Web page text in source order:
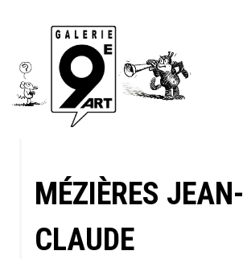
MÉZIÈRES JEAN-
CLAUDE